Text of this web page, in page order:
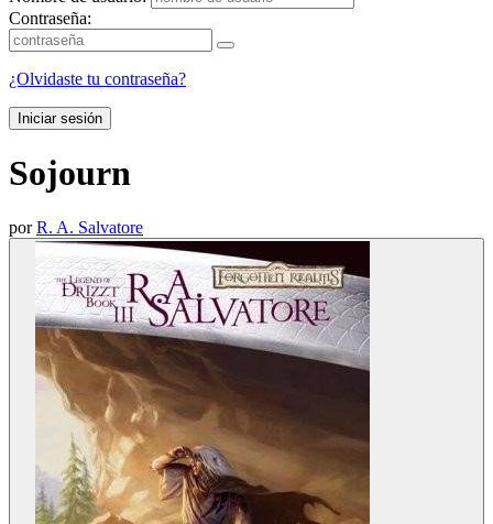
Contraseña:
¿Olvidaste tu contraseña?
Iniciar sesión
Sojourn
porR. A. Salvatore